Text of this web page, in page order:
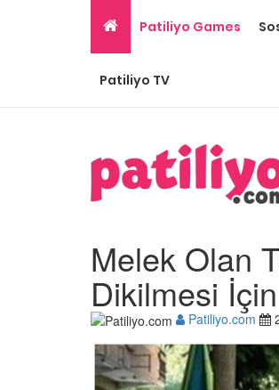
Patiliyo Games
Patiliyo TV
Melek Olan
Dikilmesi
Patiliyo.com
Ev